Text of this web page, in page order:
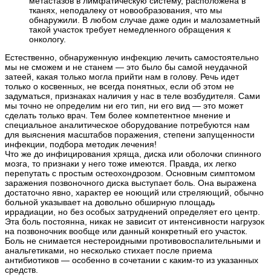
тканях, неподалеку от новообразования, что мы
обнаружили. В любом случае даже один и малозаметный
такой участок требует немедленного обращения к
онкологу.
Естественно, обнаруженную инфекцию лечить самостоятельно
мы не сможем и не станем — это было бы самой неудачной
затеей, какая только могла прийти нам в голову. Речь идет
только о косвенных, не всегда понятных, если об этом не
задуматься, признаках наличия у нас в теле возбудителя. Сами
мы точно не определим ни его тип, ни его вид — это может
сделать только врач. Тем более компетентное мнение и
специальное аналитическое оборудование потребуются нам
для выяснения масштабов поражения, степени запущенности
инфекции, подбора методик лечения!
Что же до инфицирования хряща, диска или оболочки спинного
мозга, то признаки у него тоже имеются. Правда, их легко
перепутать с простым остеохондрозом. Основным симптомом
заражения позвоночного диска выступает боль. Она выражена
достаточно явно, характер ее ноющий или стреляющий, обычно
больной указывает на довольно обширную площадь
иррадиации, но без особых затруднений определяет его центр.
Эта боль постоянна, никак не зависит от интенсивности нагрузок
на позвоночник вообще или данный конкретный его участок.
Боль не снимается нестероидными противовоспалительными и
анальгетиками, но несколько стихает после приема
антибиотиков — особенно в сочетании с каким-то из указанных
средств.